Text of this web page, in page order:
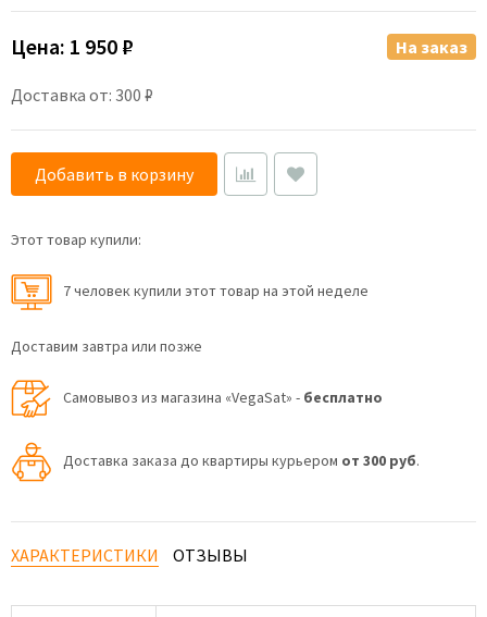
Цена: 1 950 ₽
Доставка от: 300 ₽
На заказ
Добавить в корзину
Этот товар купили:
7 человек купили этот товар на этой неделе
Доставим завтра или позже
Самовывоз из магазина «VegaSat» - бесплатно
Доставка заказа до квартиры курьером от 300 руб.
ХАРАКТЕРИСТИКИ ОТЗЫВЫ